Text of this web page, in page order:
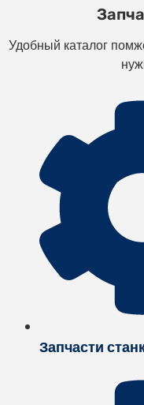
Удобный каталог
Запчасти